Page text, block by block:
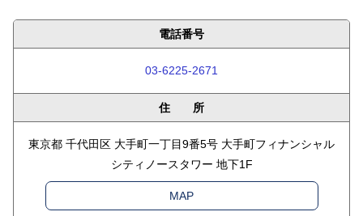
電話番号
03-6225-2671
住 所
東京都 千代田区 大手町一丁目9番5号 大手町フィナンシャル
シティノースタワー 地下1F
MAP